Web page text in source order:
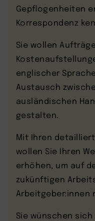
Gepflogenheiten
Korrespondenz
Sie wollen
englischer
Austausch
ausländischen
gestalten.
Mit Ihren
wollen Sie Ihren
erhöhen, um auf
zukünftigen
Arbeitgeber:innen
Sie wünschen